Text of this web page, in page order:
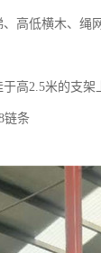
高低横木、绳
高2.5米的支
链条